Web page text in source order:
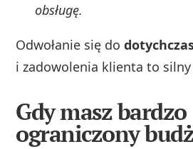
obsługę.
Odwołanie się do
i zadowolenia klienta to
Gdy masz bardzo
ograniczony